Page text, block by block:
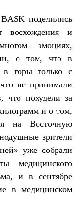
поделились
восхождения и
– эмоциях,
о том, что в
в горы только с
не принимали
что похудели за
и о том,
на Восточную
зрители
уже собрали
медицинского
и в сентябре
в медицинском